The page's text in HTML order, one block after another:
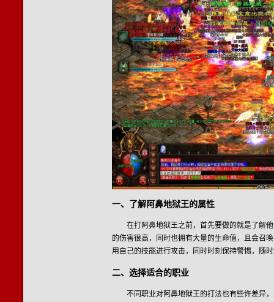
一、了解阿鼻地狱王的属性
在打阿鼻地狱王之前，首先要做的就是了解
的伤害很高，同时也拥有大量的生命值，且会召
用自己的技能进行攻击，同时时刻保持警惕，随
二、选择适合的职业
不同职业对阿鼻地狱王的打法也有些许差异